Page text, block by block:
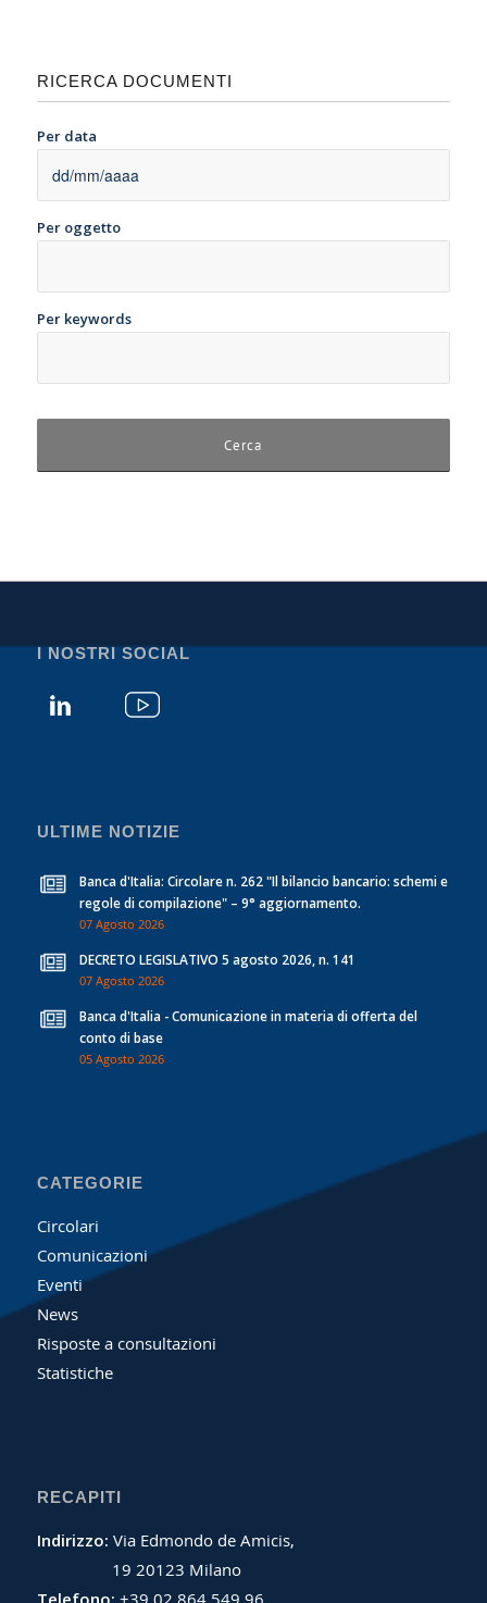
RICERCA DOCUMENTI
Per data
Per oggetto
Per keywords
I NOSTRI SOCIAL
ULTIME NOTIZIE
Banca d'Italia: Circolare n. 262 "Il bilancio bancario: schemi e
regole di compilazione" – 9° aggiornamento.
07 Agosto 2026
DECRETO LEGISLATIVO 5 agosto 2026, n. 141
07 Agosto 2026
Banca d'Italia - Comunicazione in materia di offerta del
conto di base
05 Agosto 2026
CATEGORIE
Circolari
Comunicazioni
Eventi
News
Risposte a consultazioni
Statistiche
RECAPITI
Indirizzo: Via Edmondo de Amicis,
19 20123 Milano